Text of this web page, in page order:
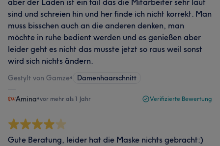
aber der Laden ist ein fail das die Mitarbeiter sehr laut
sind und schreien hin und her finde ich nicht korrekt. Man
muss bisschen auch an die anderen denken, man
möchte in ruhe bedient werden und es genießen aber
leider geht es nicht das musste jetzt so raus weil sonst
wird sich nichts ändern.
Gestylt von Gamze• Damenhaarschnitt
Amina•vor mehr als 1 Jahr Verifizierte Bewertung
Gute Beratung, leider hat die Maske nichts gebracht:)